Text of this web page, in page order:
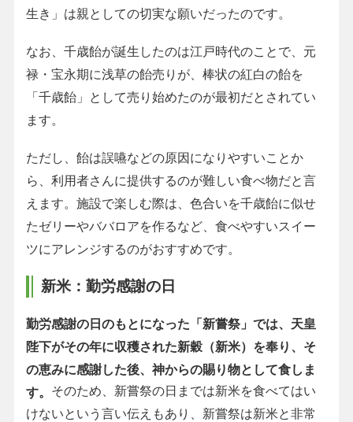
生き」は親としての切実な願いだったのです。
なお、千歳飴が誕生したのは江戸時代のことで、元
禄・宝永期に浅草の飴売りが、棒状の紅白の飴を
「千歳飴」として売り始めたのが最初だとされてい
ます。
ただし、飴は誤嚥などの原因になりやすいことか
ら、利用者さんに提供するのが難しい食べ物だと言
えます。施設で楽しむ際は、色合いを千歳飴に似せ
たゼリーやババロアを作るなど、食べやすいスイー
ツにアレンジするのがおすすめです。
新米：勤労感謝の日
勤労感謝の日のもとになった「新嘗祭」では、天皇
陛下がその年に収穫された新穀（新米）を奉り、そ
の恵みに感謝した後、神からの賜り物として食しま
す。 そのため、新嘗祭の日までは新米を食べてはい
けないという言い伝えもあり、新嘗祭は新米と非常